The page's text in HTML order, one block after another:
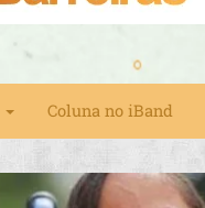
Coluna no iBand